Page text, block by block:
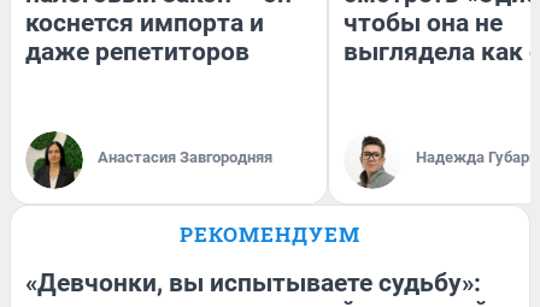
коснется импорта и
даже репетиторов
Анастасия Завгородняя
чтобы она не
выглядела как
Надежда Губарь
РЕКОМЕНДУЕМ
«Девчонки, вы испытываете судьбу»: